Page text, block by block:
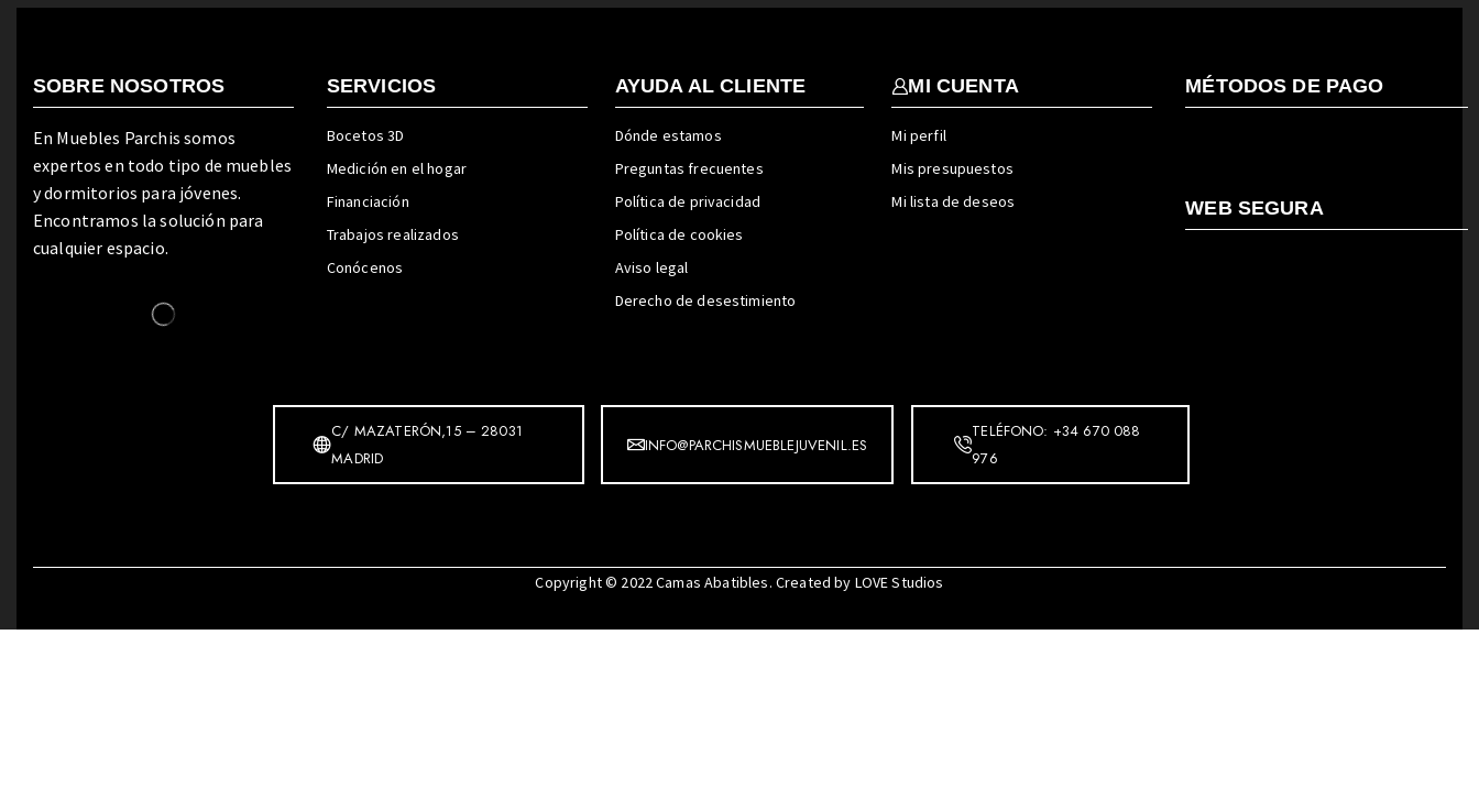
SOBRE NOSOTROS
En Muebles Parchis somos
expertos en todo tipo de muebles
y dormitorios para jóvenes.
Encontramos la solución para
cualquier espacio.
SERVICIOS
Bocetos 3D
Medición en el hogar
Financiación
Trabajos realizados
Conócenos
AYUDA AL CLIENTE
Dónde estamos
Preguntas frecuentes
Política de privacidad
Política de cookies
Aviso legal
Derecho de desestimiento
MI CUENTA
Mi perfil
Mis presupuestos
Mi lista de deseos
MÉTODOS DE PAGO
WEB SEGURA
C/ MAZATERÓN,15 – 28031
MADRID
INFO@PARCHISMUEBLEJUVENIL.ES
TELÉFONO: +34 670 088
976
Copyright © 2022Camas Abatibles. Created by LOVE Studios